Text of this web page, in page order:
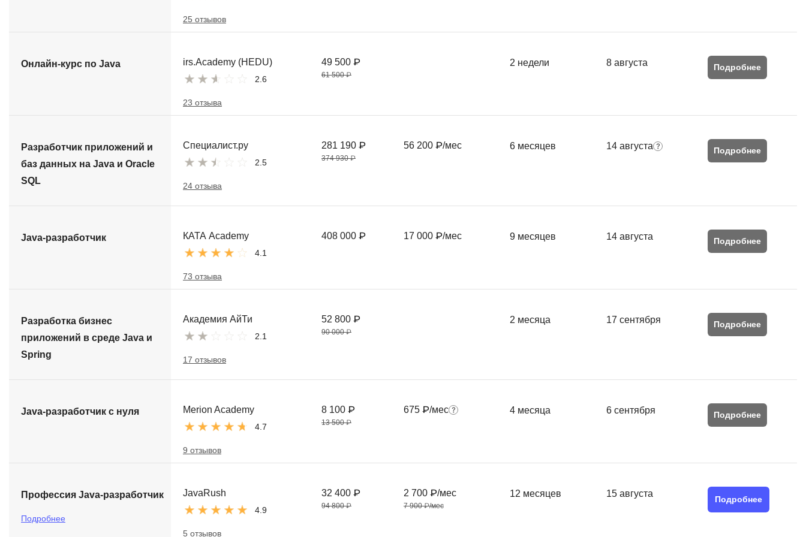
25 отзывов
Онлайн-курс по Java irs.Academy (HEDU)
2.6
23 отзыва
49 500 ₽
61 500 ₽
2 недели 8 августа Подробнее
Разработчик приложений и
баз данных на Java и Oracle
SQL
Специалист.ру
2.5
24 отзыва
281 190 ₽
374 930 ₽
56 200 ₽/мес 6 месяцев 14 августа Подробнее
Java-разработчик КАТА Academy
4.1
73 отзыва
408 000 ₽ 17 000 ₽/мес 9 месяцев 14 августа Подробнее
Разработка бизнес
приложений в среде Java и
Spring
Академия АйТи
2.1
17 отзывов
52 800 ₽
90 000 ₽
2 месяца 17 сентября Подробнее
Java-разработчик с нуля Merion Academy
4.7
9 отзывов
8 100 ₽
13 500 ₽
675 ₽/мес 4 месяца 6 сентября Подробнее
Профессия Java-разработчик
Подробнее
JavaRush
4.9
5 отзывов
32 400 ₽
94 800 ₽
2 700 ₽/мес
7 900 ₽/мес
12 месяцев 15 августа
Подробнее